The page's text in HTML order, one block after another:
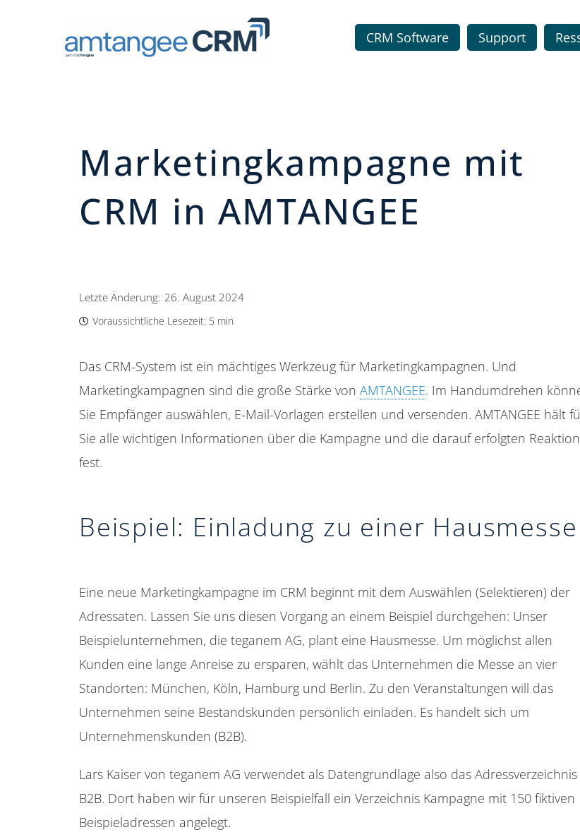
CRM Software Support
Marketingkampagne mit
CRM in AMTANGEE
Letzte Änderung: 26. August 2024
Voraussichtliche Lesezeit: 5 min
Das CRM-System ist ein mächtiges Werkzeug für Marketingkampagnen. Und
Marketingkampagnen sind die große Stärke von AMTANGEE. Im Handumdrehen
Sie Empfänger auswählen, E-Mail-Vorlagen erstellen und versenden. AMTANGEE hält
Sie alle wichtigen Informationen über die Kampagne und die darauf erfolgten
fest.
Beispiel: Einladung zu einer Hausmesse
Eine neue Marketingkampagne im CRM beginnt mit dem Auswählen (Selektieren) der
Adressaten. Lassen Sie uns diesen Vorgang an einem Beispiel durchgehen: Unser
Beispielunternehmen, die teganem AG, plant eine Hausmesse. Um möglichst allen
Kunden eine lange Anreise zu ersparen, wählt das Unternehmen die Messe an vier
Standorten: München, Köln, Hamburg und Berlin. Zu den Veranstaltungen will das
Unternehmen seine Bestandskunden persönlich einladen. Es handelt sich um
Unternehmenskunden (B2B).
Lars Kaiser von teganem AG verwendet als Datengrundlage also das Adressverzeichnis
B2B. Dort haben wir für unseren Beispielfall ein Verzeichnis Kampagne mit 150 fiktiven
Beispieladressen angelegt.